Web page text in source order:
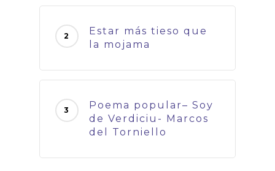
Estar más tieso que
la mojama
Poema popular– Soy
de Verdiciu- Marcos
del Torniello